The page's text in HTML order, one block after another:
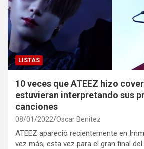
LISTAS
10 veces que ATEEZ hizo
estuvieran interpretando sus
canciones
08/01/2022 Oscar Benitez
ATEEZ apareció recientemente en
vez más, esta vez para el gran final